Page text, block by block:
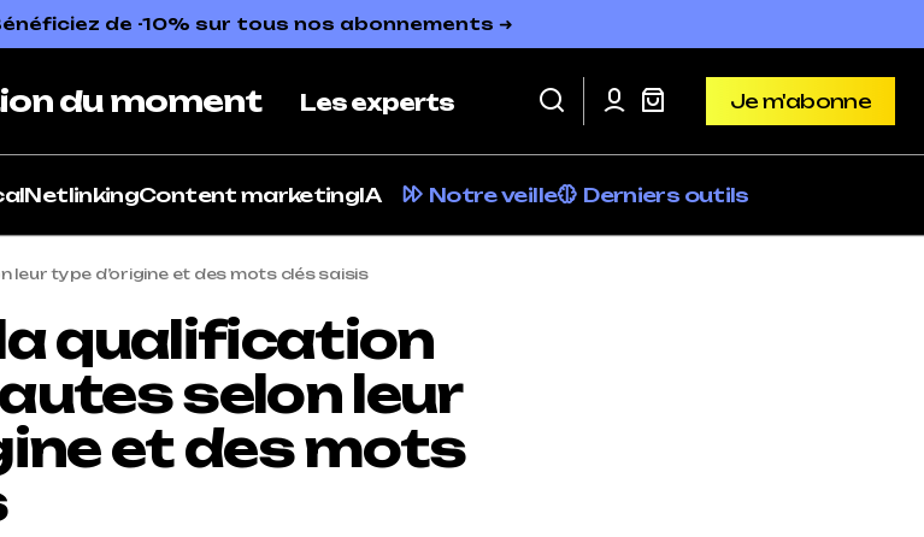
de -10% sur tous nos abonnements ➜
du moment Les experts
Je m'abonne
NetlinkingContent marketingIA Notre veille Derniers outils
type d’origine et des mots clés saisis
qualification
selon leur
et des mots